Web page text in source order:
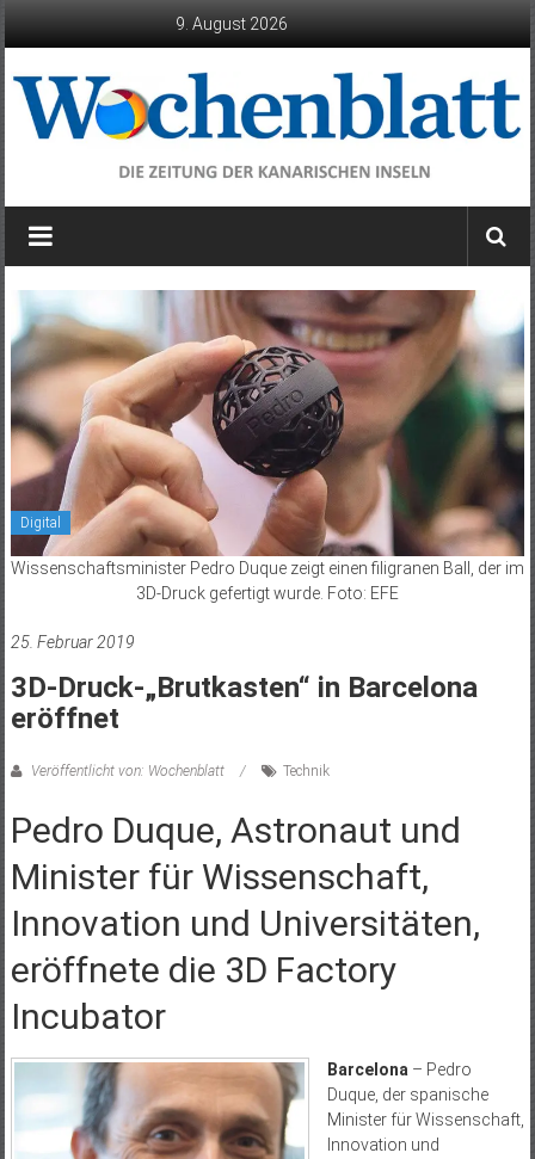
9. August 2026
Wochenblatt
die
der
Kanarischen
Inseln
Digital
Wissenschaftsminister Pedro Duque zeigt einen filigranen Ball, der im
3D-Druck gefertigt wurde. Foto: EFE
25. Februar 2019
3D-Druck-„Brutkasten“ in Barcelona
eröffnet
Veröffentlicht von: Wochenblatt Technik
Pedro Duque, Astronaut und
Minister für Wissenschaft,
Innovation und Universitäten,
eröffnete die 3D Factory
Incubator
Barcelona– Pedro
Duque, der spanische
Minister für Wissenschaft,
Innovation und